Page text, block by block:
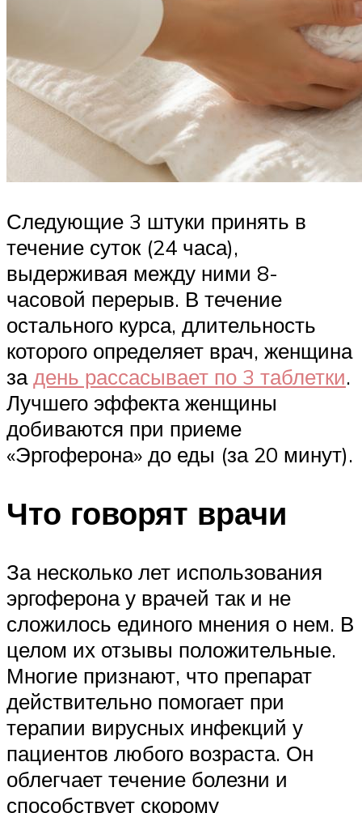
Следующие 3 штуки принять в
течение суток (24 часа),
выдерживая между ними 8-
часовой перерыв. В течение
остального курса, длительность
которого определяет врач, женщина
задень рассасывает по 3 таблетки.
Лучшего эффекта женщины
добиваются при приеме
«Эргоферона» до еды (за 20 минут).
Что говорят врачи
За несколько лет использования
эргоферона у врачей так и не
сложилось единого мнения о нем. В
целом их отзывы положительные.
Многие признают, что препарат
действительно помогает при
терапии вирусных инфекций у
пациентов любого возраста. Он
облегчает течение болезни и
способствует скорому